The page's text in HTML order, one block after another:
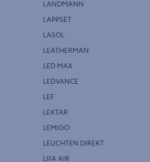
LANDMANN
LAPPSET
LASOL
LEATHERMAN
LED MAX
LEDVANCE
LEF
LEKTAR
LEMIGO
LEUCHTEN DIREKT
LIFA AIR